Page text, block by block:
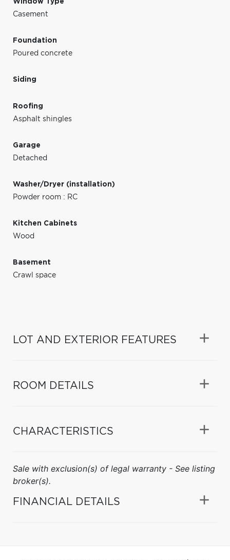
Window Type
Casement
Foundation
Poured concrete
Siding
Roofing
Asphalt shingles
Garage
Detached
Washer/Dryer (installation)
Powder room : RC
Kitchen Cabinets
Wood
Basement
Crawl space
LOT AND EXTERIOR FEATURES
ROOM DETAILS
CHARACTERISTICS
Sale with exclusion(s) of legal warranty - See listing
broker(s).
FINANCIAL DETAILS